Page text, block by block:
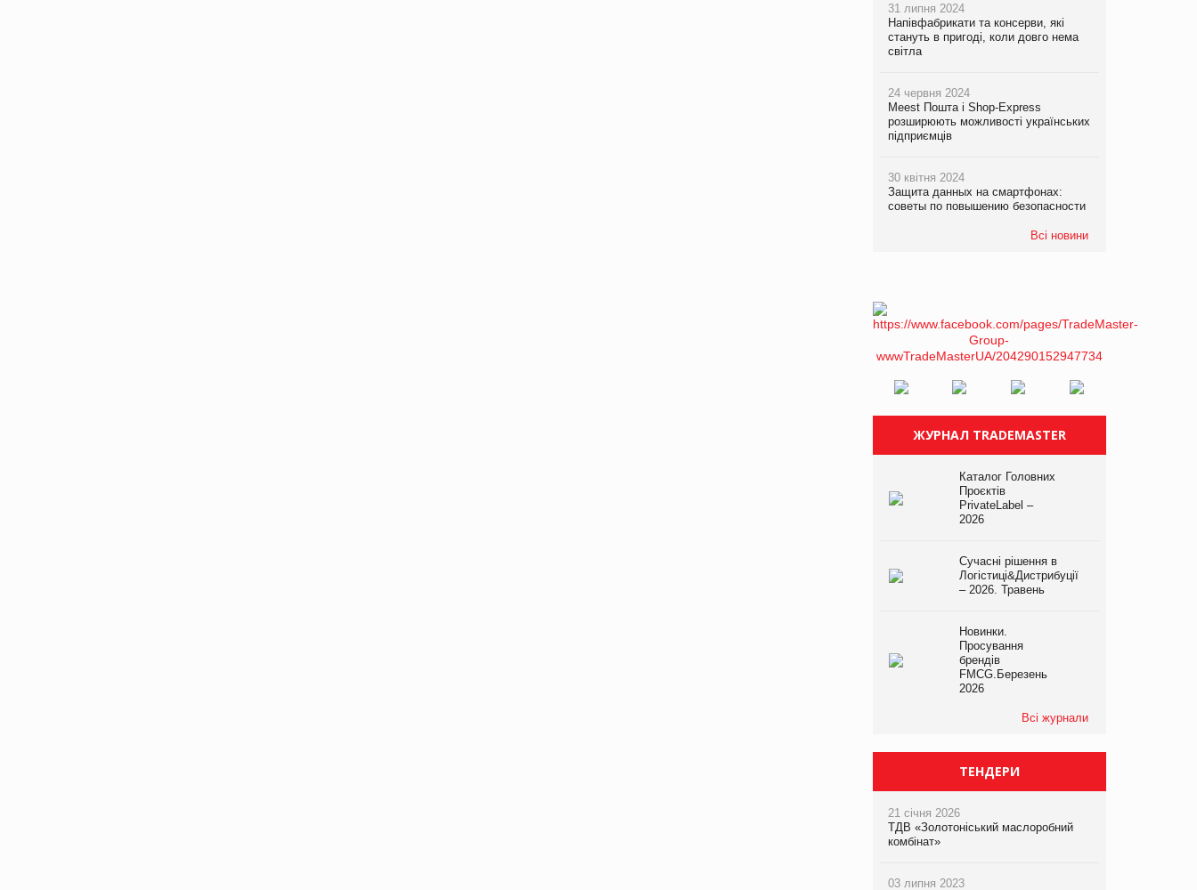
31 липня 2024
Напівфабрикати та консерви, які
стануть в пригоді, коли довго нема
світла
24 червня 2024
Meest Пошта і Shop-Express
розширюють можливості українських
підприємців
30 квітня 2024
Защита данных на смартфонах:
советы по повышению безопасности
Всі новини
ЖУРНАЛ TRADEMASTER
Каталог Головних
Проєктів
PrivateLabel –
2026
Сучасні рішення в
Логістиці&Дистрибуції
– 2026. Травень
Новинки.
Просування
брендів
FMCG.Березень
2026
Всі журнали
ТЕНДЕРИ
21 січня 2026
ТДВ «Золотоніський маслоробний
комбінат»
03 липня 2023